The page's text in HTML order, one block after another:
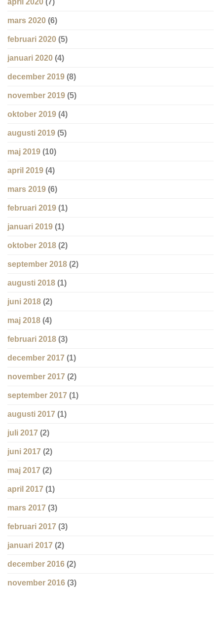
april 2020 (7)
mars 2020 (6)
februari 2020 (5)
januari 2020 (4)
december 2019 (8)
november 2019 (5)
oktober 2019 (4)
augusti 2019 (5)
maj 2019 (10)
april 2019 (4)
mars 2019 (6)
februari 2019 (1)
januari 2019 (1)
oktober 2018 (2)
september 2018 (2)
augusti 2018 (1)
juni 2018 (2)
maj 2018 (4)
februari 2018 (3)
december 2017 (1)
november 2017 (2)
september 2017 (1)
augusti 2017 (1)
juli 2017 (2)
juni 2017 (2)
maj 2017 (2)
april 2017 (1)
mars 2017 (3)
februari 2017 (3)
januari 2017 (2)
december 2016 (2)
november 2016 (3)